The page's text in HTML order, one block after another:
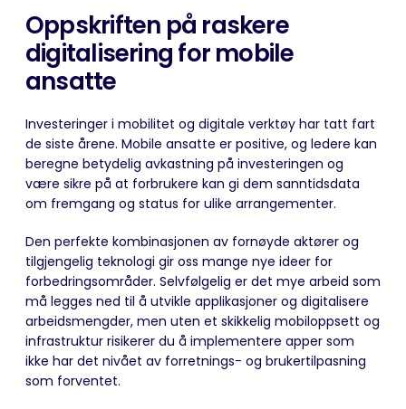
Oppskriften på raskere
digitalisering for mobile
ansatte
Investeringer i mobilitet og digitale verktøy har tatt fart
de siste årene. Mobile ansatte er positive, og ledere kan
beregne betydelig avkastning på investeringen og
være sikre på at forbrukere kan gi dem sanntidsdata
om fremgang og status for ulike arrangementer.
Den perfekte kombinasjonen av fornøyde aktører og
tilgjengelig teknologi gir oss mange nye ideer for
forbedringsområder. Selvfølgelig er det mye arbeid som
må legges ned til å utvikle applikasjoner og digitalisere
arbeidsmengder, men uten et skikkelig mobiloppsett og
infrastruktur risikerer du å implementere apper som
ikke har det nivået av forretnings- og brukertilpasning
som forventet.